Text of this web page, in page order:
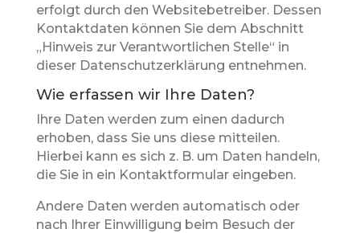
erfolgt durch den Websitebetreiber. Dessen
Kontaktdaten können Sie dem Abschnitt
„Hinweis zur Verantwortlichen Stelle“ in
dieser Datenschutzerklärung entnehmen.
Wie erfassen wir Ihre Daten?
Ihre Daten werden zum einen dadurch
erhoben, dass Sie uns diese mitteilen.
Hierbei kann es sich z. B. um Daten handeln,
die Sie in ein Kontaktformular eingeben.
Andere Daten werden automatisch oder
nach Ihrer Einwilligung beim Besuch der